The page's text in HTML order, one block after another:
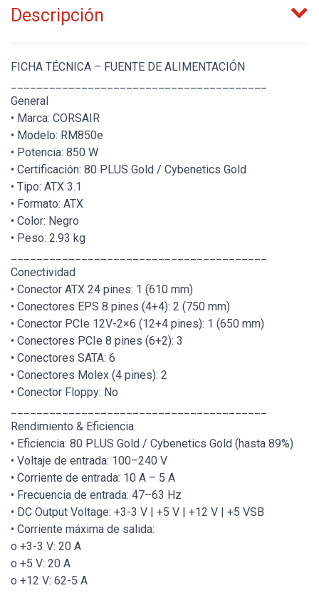
Descripción
FICHA TÉCNICA – FUENTE DE ALIMENTACIÓN
General
• Marca: CORSAIR
• Modelo: RM850e
• Potencia: 850 W
• Certificación: 80 PLUS Gold / Cybenetics Gold
• Tipo: ATX 3.1
• Formato: ATX
• Color: Negro
• Peso: 2.93 kg
Conectividad
• Conector ATX 24 pines: 1 (610 mm)
• Conectores EPS 8 pines (4+4): 2 (750 mm)
• Conector PCIe 12V-2×6 (12+4 pines): 1 (650 mm)
• Conectores PCIe 8 pines (6+2): 3
• Conectores SATA: 6
• Conectores Molex (4 pines): 2
• Conector Floppy: No
Rendimiento & Eficiencia
• Eficiencia: 80 PLUS Gold / Cybenetics Gold (hasta 89%)
• Voltaje de entrada: 100–240 V
• Corriente de entrada: 10 A – 5 A
• Frecuencia de entrada: 47–63 Hz
• DC Output Voltage: +3-3 V | +5 V | +12 V | +5 VSB
• Corriente máxima de salida:
o +3-3 V: 20 A
o +5 V: 20 A
o +12 V: 62-5 A